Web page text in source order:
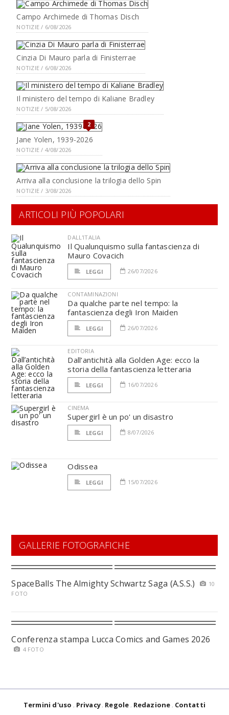
Campo Archimede di Thomas Disch
NOTIZIE / 6/08/2026
Cinzia Di Mauro parla di Finisterrae
NOTIZIE / 6/08/2026
Il ministero del tempo di Kaliane Bradley
NOTIZIE / 5/08/2026
2
Jane Yolen, 1939-2026
NOTIZIE / 4/08/2026
Arriva alla conclusione la trilogia dello Spin
NOTIZIE / 3/08/2026
ARTICOLI PIÙ POPOLARI
DALL'ITALIA
Il Qualunquismo sulla fantascienza di
Mauro Covacich
LEGGI 26/07/2026
CONTAMINAZIONI
Da qualche parte nel tempo: la
fantascienza degli Iron Maiden
LEGGI 26/07/2026
EDITORIA
Dall’antichità alla Golden Age: ecco la
storia della fantascienza letteraria
LEGGI 16/07/2026
CINEMA
Supergirl è un po' un disastro
LEGGI 8/07/2026
Odissea
LEGGI 15/07/2026
GALLERIE FOTOGRAFICHE
SpaceBalls The Almighty Schwartz Saga (A.S.S.)
10
FOTO
Conferenza stampa Lucca Comics and Games 2026
4 FOTO
Termini d'uso Privacy Regole Redazione Contatti